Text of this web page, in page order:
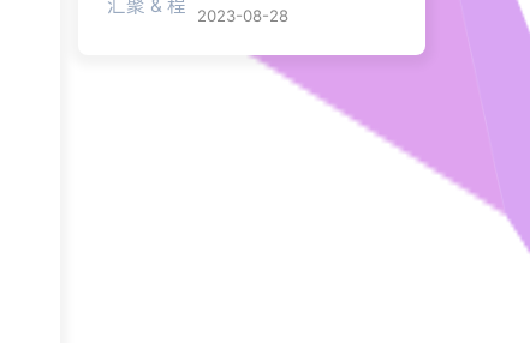
munityOverCode Asia 2
2023-08-28